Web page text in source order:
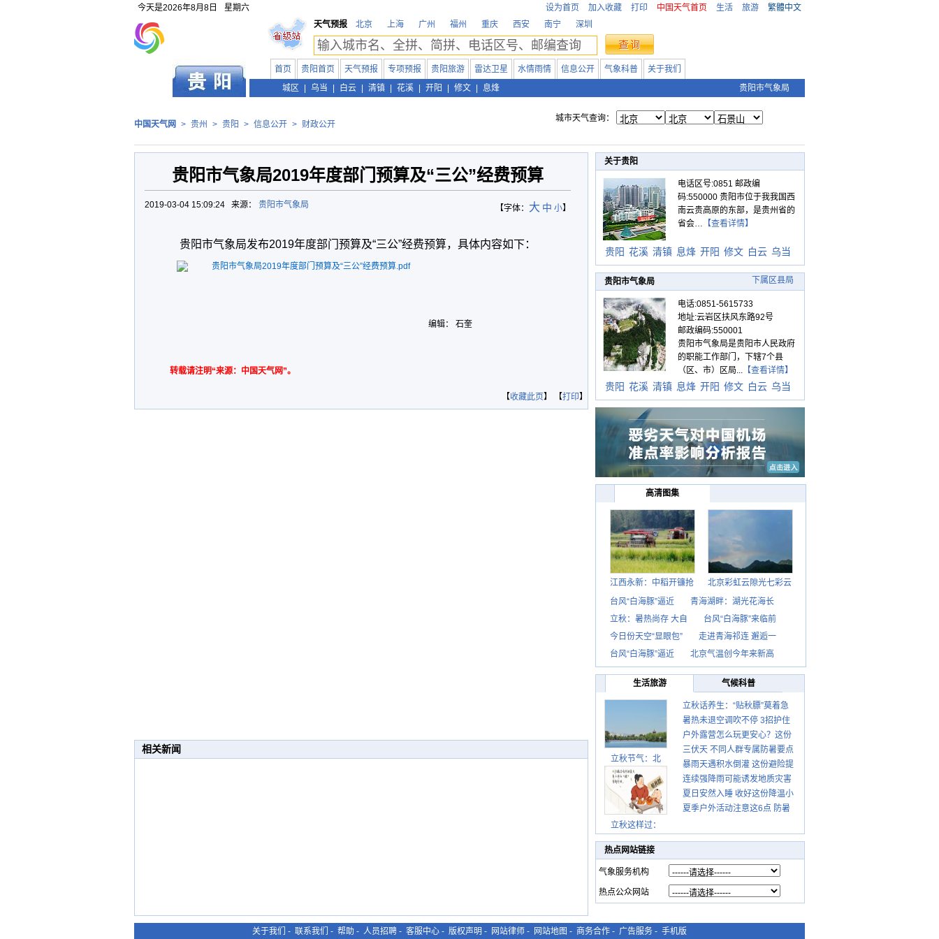
今天是2026年8月8日 星期六 设为首页 加入收藏 打印 中国天气首页 生活 旅游
繁體中文
天气预报
北京 上海 广州 福州 重庆 西安 南宁 深圳
首页 贵阳首页 天气预报 专项预报 贵阳旅游 雷达卫星 水情雨情 信息公开 气象科普
关于我们
城区
乌当 白云 清镇 花溪 开阳 修文 息烽 贵阳市气象局
中国天气网 > 贵州 > 贵阳 > 信息公开 > 财政公开
城市天气查询：
贵阳市气象局2019年度部门预算及“三公”经费预算
【字体： 大 中 小】
2019-03-04 15:09:24 来源： 贵阳市气象局
贵阳市气象局发布2019年度部门预算及“三公”经费预算，具体内容如下：
贵阳市气象局2019年度部门预算及“三公”经费预算.pdf
编辑： 石奎
转载请注明“来源：中国天气网”。
【收藏此页】 【打印】
相关新闻
关于贵阳
电话区号:0851 邮政编
码:550000 贵阳市位于我我国西
南云贵高原的东部，是贵州省的
省会… 【查看详情】
贵阳 花溪 清镇 息烽 开阳 修文 白云 乌当
贵阳市气象局 下属区县局
电话:0851-5615733
地址:云岩区扶风东路92号
邮政编码:550001
贵阳市气象局是贵阳市人民政府
的职能工作部门，下辖7个县
（区、市）区局... 【查看详情】
贵阳 花溪 清镇 息烽 开阳 修文 白云 乌当
高清图集
江西永新：中稻开镰抢
北京彩虹云隙光七彩云
台风“白海豚”逼近
青海湖畔：湖光花海长
立秋：暑热尚存 大自
台风“白海豚”来临前
今日份天空“显眼包”
走进青海祁连 邂逅一
台风“白海豚”逼近
北京气温创今年来新高
生活旅游 气候科普
立秋节气：北
立秋这样过：
立秋话养生：“贴秋膘”莫着急
先清暑再防燥
暑热未退空调吹不停 3招护住
肩颈不酸痛
户外露营怎么玩更安心？这份
攻略请收好
三伏天 不同人群专属防暑要点
请收好
暴雨天遇积水倒灌 这份避险提
示请收好
连续强降雨可能诱发地质灾害
这些前兆要知道
夏日安然入睡 收好这份降温小
贴士
夏季户外活动注意这6点 防暑
热点网站链接
气象服务机构
热点公众网站
关于我们 - 联系我们 - 帮助 - 人员招聘 - 客服中心 - 版权声明 - 网站律师 - 网站地图 - 商务合作 - 广告服务 - 手机版